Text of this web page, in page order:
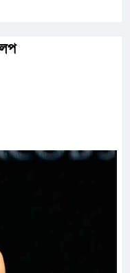
ওমানের সঙ্গে ইরানের হরমুজ
উপলক্ষে আলোচনা সভা ও
ও বিশ্বাসযোগ্য : প্রধানমন্ত্রী